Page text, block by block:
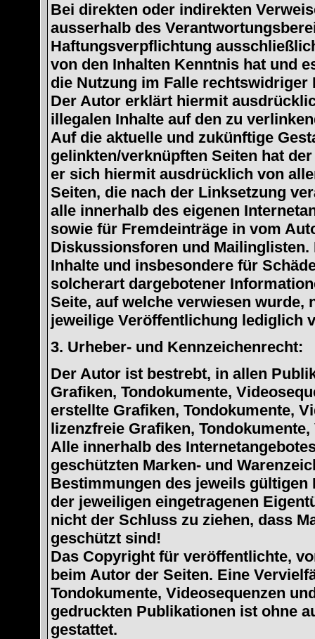
Bei direkten oder indirekten
ausserhalb des
Haftungsverpflichtung
von den Inhalten Kenntnis hat und
die Nutzung im Falle rechtswidriger
Der Autor erklärt hiermit
illegalen Inhalte auf den zu
Auf die aktuelle und zukünftige
gelinkten/verknüpften Seiten hat
er sich hiermit ausdrücklich von
Seiten, die nach der Linksetzung
alle innerhalb des eigenen
sowie für Fremdeinträge in vom
Diskussionsforen und
Inhalte und insbesondere für
solcherart dargebotener
Seite, auf welche verwiesen
jeweilige Veröffentlichung lediglich
3. Urheber- und Kennzeichenrecht:
Der Autor ist bestrebt, in allen
Grafiken, Tondokumente,
erstellte Grafiken, Tondokumente,
lizenzfreie Grafiken,
Alle innerhalb des
geschützten Marken- und
Bestimmungen des jeweils
der jeweiligen eingetragenen
nicht der Schluss zu ziehen, dass
geschützt sind!
Das Copyright für veröffentlichte,
beim Autor der Seiten. Eine
Tondokumente, Videosequenzen
gedruckten Publikationen ist ohne
gestattet.